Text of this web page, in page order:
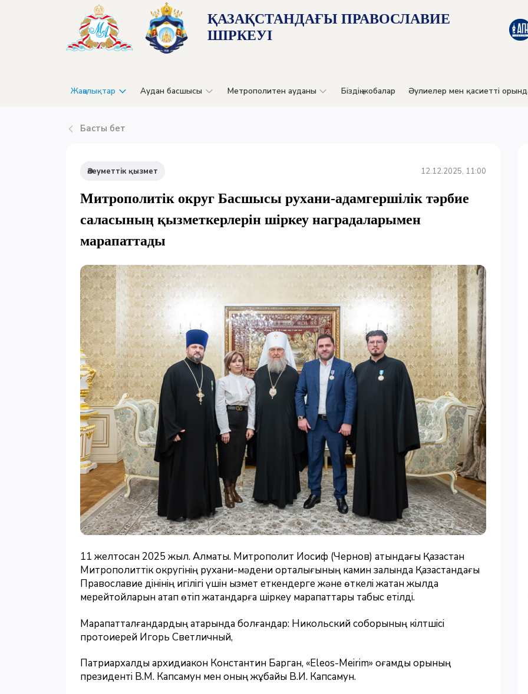
ҚАЗАҚСТАНДАҒЫ ПРАВОСЛАВИЕ
ШІРКЕУІ
Жаңалықтар Аудан басшысы Метрополитен ауданы Біздің жобалар Әулиелер мен қасиетті
Басты бет
Әлеуметтік қызмет 12.12.2025, 11:00
Митрополитік округ Басшысы рухани-адамгершілік тәрбие
саласының қызметкерлерін шіркеу наградаларымен
марапаттады
11 желтоқсан 2025 жыл. Алматы. Митрополит Иосиф (Чернов) атындағы Қазақстан
Митрополиттік округінің рухани-мәдени орталығының камин залында Қазақстандағы
Православие дінінің игілігі үшін қызмет еткендерге және өткелі жатқан жылда
мерейтойларын атап өтіп жатқандарға шіркеу марапаттары табыс етілді.
Марапатталғандардың қатарында болғандар: Никольский соборының кілтшісі
протоиерей Игорь Светличный,
Патриархалдық архидиакон Константин Барган, «Eleos-Meirim» қоғамдық қорының
президенті В.М. Капсамун мен оның жұбайы В.И. Капсамун.